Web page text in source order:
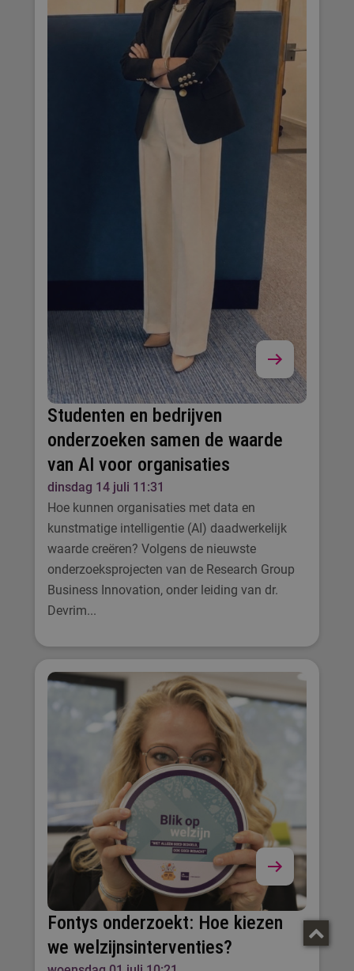
Studenten en bedrijven
onderzoeken samen de waarde
van AI voor organisaties
dinsdag 14 juli 11:31
Hoe kunnen organisaties met data en
kunstmatige intelligentie (AI) daadwerkelijk
waarde creëren? Volgens de nieuwste
onderzoeksprojecten van de Research Group
Business Innovation, onder leiding van dr.
Devrim...
Fontys onderzoekt: Hoe kiezen
we welzijnsinterventies?